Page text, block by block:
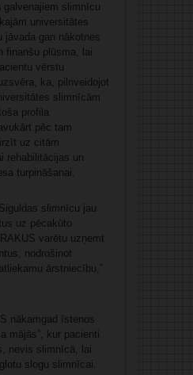
slimnīcu
universitātes
jāvada gan nākotnes
finanšu plūsma, lai
vērstu
ka, pilnveidojot
slimnīcām
profila
pēc tam
uz citām
rehabilitācijas un
turpināšanai.
slimnīcu jau
uz pēcakūto
varētu uzņemt
nodrošinot
ārstniecību,”
nākamgad īstenos
mājās”, kur pacienti
nevis slimnīcā, lai
slogu slimnīcai.